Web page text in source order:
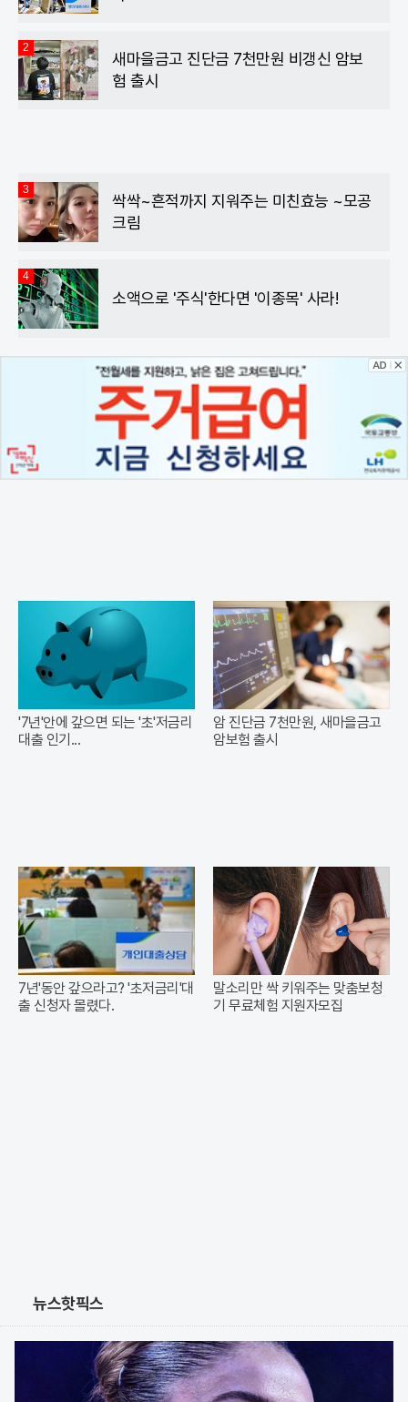
2
새마을금고 진단금 7천만원 비갱신 암보
험 출시
3
싹싹~흔적까지 지워주는 미친효능 ~모공
크림
4
소액으로 '주식'한다면 '이종목' 사라!
'7년'안에 갚으면 되는 '초'저금리
대출 인기...
암 진단금 7천만원, 새마을금고
암보험 출시
7년'동안 갚으라고? '초저금리'대
출 신청자 몰렸다.
말소리만 싹 키워주는 맞춤보청
기 무료체험 지원자모집
뉴스핫픽스